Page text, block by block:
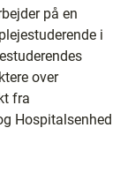
på en
i
over
fra
Hospitalsenhed